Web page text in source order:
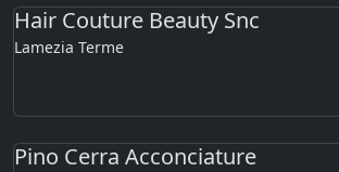
Hair Couture Beauty Snc
Lamezia Terme
Pino Cerra Acconciature